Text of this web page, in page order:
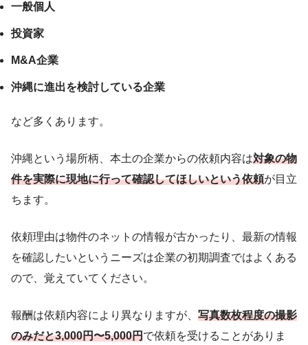
一般個人
投資家
M&A企業
沖縄に進出を検討している企業
など多くあります。
沖縄という場所柄、本土の企業からの依頼内容は対象の物
件を実際に現地に行って確認してほしいという依頼が目立
ちます。
依頼理由は物件のネットの情報が古かったり、最新の情報
を確認したいというニーズは企業の初期調査ではよくある
ので、覚えていてください。
報酬は依頼内容により異なりますが、 写真数枚程度の撮影
のみだと3,000円〜5,000円で依頼を受けることがありま